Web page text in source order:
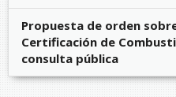
Propuesta de orden
Certificación de
consulta pública